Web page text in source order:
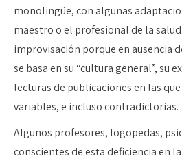
monolingüe, con algunas
maestro o el profesional de la
improvisación porque en ausencia
se basa en su “cultura general”, su
lecturas de publicaciones en las
variables, e incluso contradictorias.
Algunos profesores, logopedas,
conscientes de esta deficiencia en